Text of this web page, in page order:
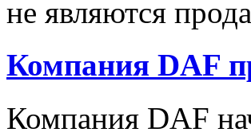
не являются
Компания DAF
Компания DAF